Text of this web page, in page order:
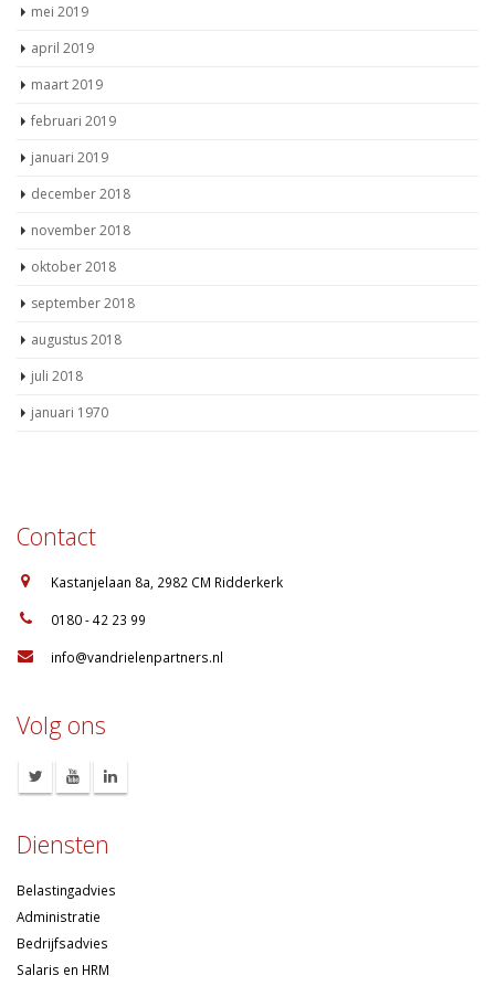
mei 2019
april 2019
maart 2019
februari 2019
januari 2019
december 2018
november 2018
oktober 2018
september 2018
augustus 2018
juli 2018
januari 1970
Contact
Kastanjelaan 8a, 2982 CM Ridderkerk
0180 - 42 23 99
info@vandrielenpartners.nl
Volg ons
Diensten
Belastingadvies
Administratie
Bedrijfsadvies
Salaris en HRM